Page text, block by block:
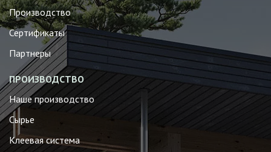
Производство
Сертификаты
Партнеры
ПРОИЗВОДСТВО
Наше производство
Сырье
Клеевая система